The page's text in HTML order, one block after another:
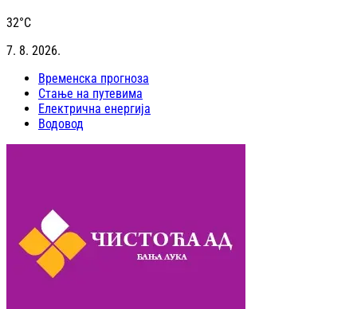
32°C
7. 8. 2026.
Временска прогноза
Стање на путевима
Електрична енергија
Водовод